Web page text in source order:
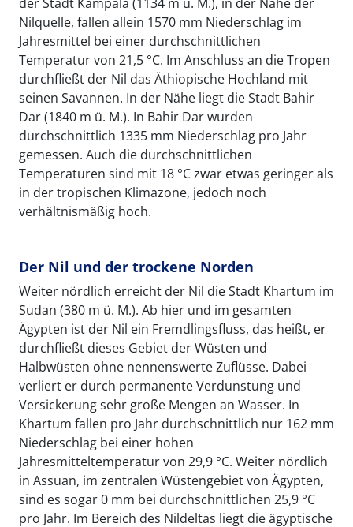
Nilquelle, fallen allein 1570 mm Niederschlag im
Jahresmittel bei einer durchschnittlichen
Temperatur von 21,5 °C. Im Anschluss an die Tropen
durchfließt der Nil das Äthiopische Hochland mit
seinen Savannen. In der Nähe liegt die Stadt Bahir
Dar (1840 m ü. M.). In Bahir Dar wurden
durchschnittlich 1335 mm Niederschlag pro Jahr
gemessen. Auch die durchschnittlichen
Temperaturen sind mit 18 °C zwar etwas geringer als
in der tropischen Klimazone, jedoch noch
verhältnismäßig hoch.
Der Nil und der trockene Norden
Weiter nördlich erreicht der Nil die Stadt Khartum im
Sudan (380 m ü. M.). Ab hier und im gesamten
Ägypten ist der Nil ein Fremdlingsfluss, das heißt, er
durchfließt dieses Gebiet der Wüsten und
Halbwüsten ohne nennenswerte Zuflüsse. Dabei
verliert er durch permanente Verdunstung und
Versickerung sehr große Mengen an Wasser. In
Khartum fallen pro Jahr durchschnittlich nur 162 mm
Niederschlag bei einer hohen
Jahresmitteltemperatur von 29,9 °C. Weiter nördlich
in Assuan, im zentralen Wüstengebiet von Ägypten,
sind es sogar 0 mm bei durchschnittlichen 25,9 °C
pro Jahr. Im Bereich des Nildeltas liegt die ägyptische